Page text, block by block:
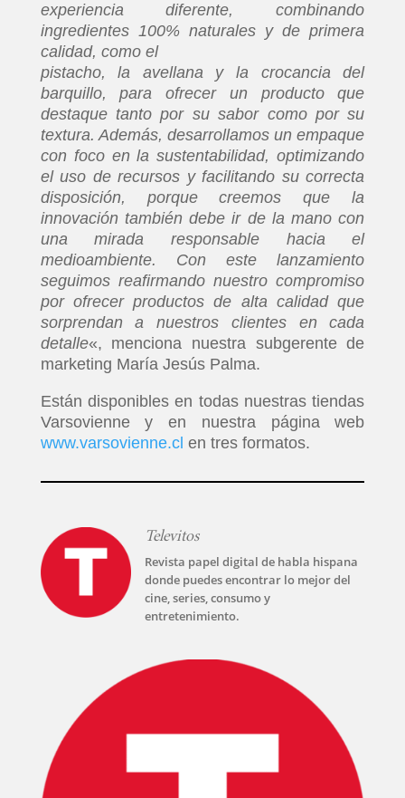
experiencia diferente, combinando
ingredientes 100% naturales y de primera
calidad, como el
pistacho, la avellana y la crocancia del
barquillo, para ofrecer un producto que
destaque tanto por su sabor como por su
textura. Además, desarrollamos un empaque
con foco en la sustentabilidad, optimizando
el uso de recursos y facilitando su correcta
disposición, porque creemos que la
innovación también debe ir de la mano con
una mirada responsable hacia el
medioambiente. Con este lanzamiento
seguimos reafirmando nuestro compromiso
por ofrecer productos de alta calidad que
sorprendan a nuestros clientes en cada
detalle«, menciona nuestra subgerente de
marketing María Jesús Palma.
Están disponibles en todas nuestras tiendas
Varsovienne y en nuestra página web
www.varsovienne.cl en tres formatos.
Televitos
Revista papel digital de habla hispana
donde puedes encontrar lo mejor del
cine, series, consumo y
entretenimiento.